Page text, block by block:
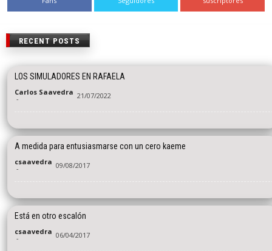
RECENT POSTS
LOS SIMULADORES EN RAFAELA
Carlos Saavedra
- 21/07/2022
A medida para entusiasmarse con un cero kaeme
csaavedra
- 09/08/2017
Está en otro escalón
csaavedra
- 06/04/2017